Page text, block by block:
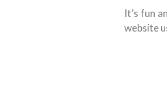
It’s fun
website